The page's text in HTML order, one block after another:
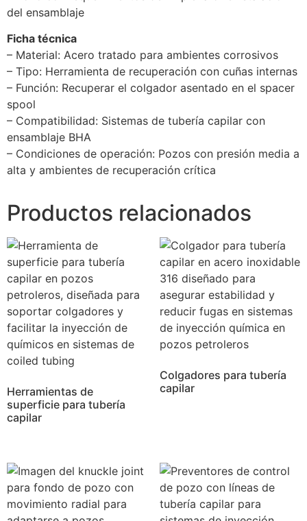
del ensamblaje
Ficha técnica
– Material: Acero tratado para ambientes corrosivos
– Tipo: Herramienta de recuperación con cuñas internas
– Función: Recuperar el colgador asentado en el spacer
spool
– Compatibilidad: Sistemas de tubería capilar con
ensamblaje BHA
– Condiciones de operación: Pozos con presión media a
alta y ambientes de recuperación crítica
Productos relacionados
Herramientas de
superficie para tubería
capilar
Colgadores para tubería
capilar